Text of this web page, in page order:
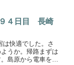
れる...
９４日目 長崎
快適でした。さ
うか。帰路まずは
島原から電車を乗